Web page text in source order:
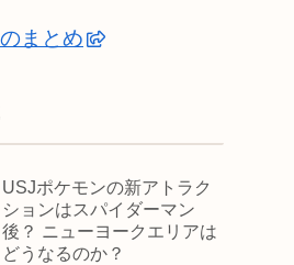
まとめ
USJポケモンの新アトラク
ションはスパイダーマン
後？ ニューヨークエリアは
どうなるのか？